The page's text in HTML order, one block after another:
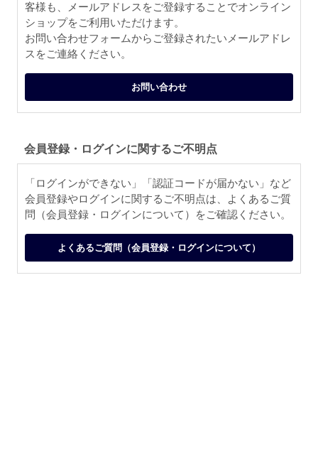
客様も、メールアドレスをご登録することでオンライン
ショップをご利用いただけます。
お問い合わせフォームからご登録されたいメールアドレ
スをご連絡ください。
お問い合わせ
会員登録・ログインに関するご不明点
「ログインができない」「認証コードが届かない」など
会員登録やログインに関するご不明点は、よくあるご質
問（会員登録・ログインについて）をご確認ください。
よくあるご質問（会員登録・ログインについて）